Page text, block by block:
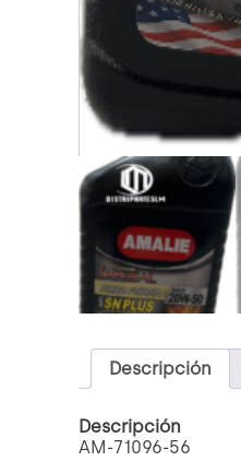
Descripción
Descripción
AM-71096-56